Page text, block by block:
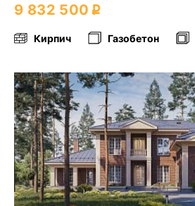
9 832 500
Кирпич Газобетон